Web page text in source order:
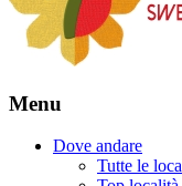
Menu
Dove andare
Tutte le